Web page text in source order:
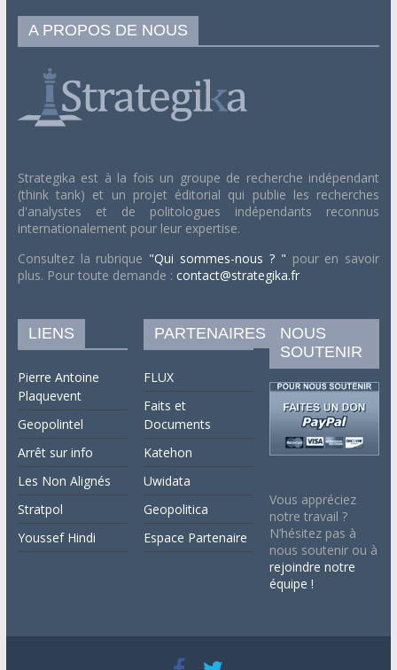
A PROPOS DE NOUS
Strategika est à la fois un groupe de recherche indépendant
(think tank) et un projet éditorial qui publie les recherches
d'analystes et de politologues indépendants reconnus
internationalement pour leur expertise.
Consultez la rubrique "Qui sommes-nous ? " pour en savoir
plus. Pour toute demande : contact@strategika.fr
LIENS
Pierre Antoine
Plaquevent
Geopolintel
Arrêt sur info
Les Non Alignés
Stratpol
Youssef Hindi
PARTENAIRES
FLUX
Faits et
Documents
Katehon
Uwidata
Geopolitica
Espace Partenaire
NOUS
SOUTENIR
Vous appréciez
notre travail ?
N’hésitez pas à
nous soutenir ou à
rejoindre notre
équipe !